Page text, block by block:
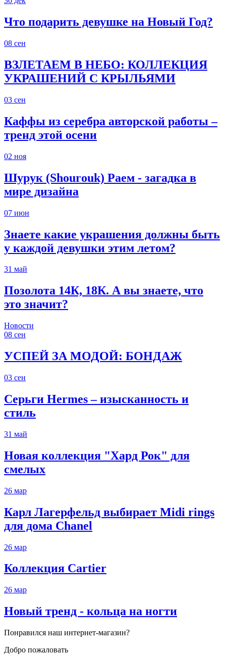
Что подарить девушке на Новый Год?
08 сен
ВЗЛЕТАЕМ В НЕБО: КОЛЛЕКЦИЯ
УКРАШЕНИЙ С КРЫЛЬЯМИ
03 сен
Каффы из серебра авторской работы –
тренд этой осени
02 ноя
Шурук (Shourouk) Раем - загадка в
мире дизайна
07 июн
Знаете какие украшения должны быть
у каждой девушки этим летом?
31 май
Позолота 14К, 18К. А вы знаете, что
это значит?
Новости
08 сен
УСПЕЙ ЗА МОДОЙ: БОНДАЖ
03 сен
Серьги Hermes – изысканность и
стиль
31 май
Новая коллекция "Хард Рок" для
смелых
26 мар
Карл Лагерфельд выбирает Midi rings
для дома Chanel
26 мар
Коллекция Cartier
26 мар
Новый тренд - кольца на ногти
Понравился наш интернет-магазин?
Добро пожаловать